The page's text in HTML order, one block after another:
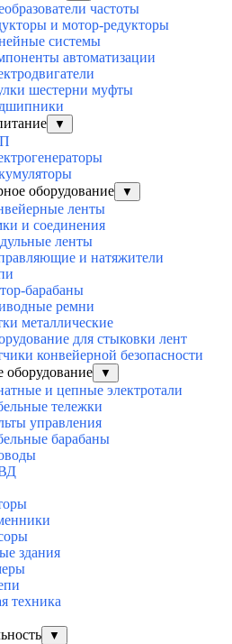
частоты
и мотор-редукторы
системы
автоматизации
шестерни муфты
▼
оборудование
▼
ленты
и соединения
ленты
и натяжители
барабаны
ремни
металлические
для стыковки лент
конвейерной безопасности
оборудование
▼
и цепные электротали
тележки
управления
барабаны
здания
техника
▼